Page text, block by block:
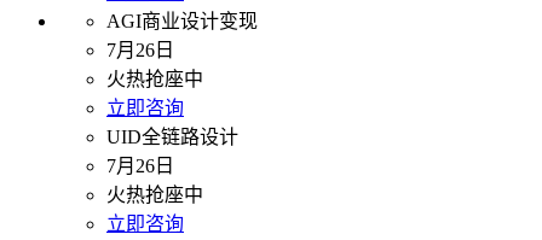
AGI商业设计变现
7月26日
火热抢座中
立即咨询
UID全链路设计
7月26日
火热抢座中
立即咨询